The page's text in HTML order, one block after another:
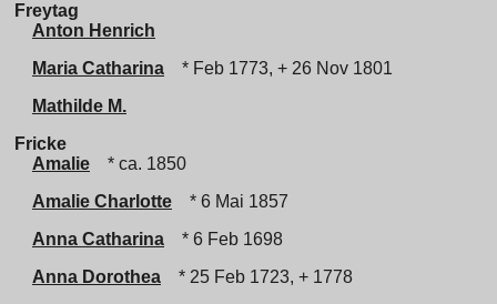
Freytag
Anton Henrich
Maria Catharina
* Feb 1773, + 26 Nov 1801
Mathilde M.
Fricke
Amalie
* ca. 1850
Amalie Charlotte
* 6 Mai 1857
Anna Catharina
* 6 Feb 1698
Anna Dorothea
* 25 Feb 1723, + 1778